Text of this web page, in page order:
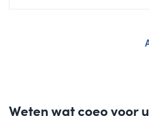
Weten wat coeo voor